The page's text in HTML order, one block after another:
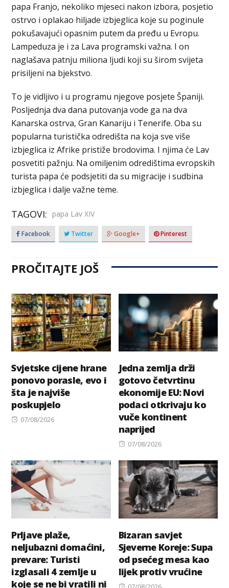
papa Franjo, nekoliko mjeseci nakon izbora, posjetio
ostrvo i oplakao hiljade izbjeglica koje su poginule
pokušavajući opasnim putem da pređu u Evropu.
Lampeduza je i za Lava programski važna. I on
naglašava patnju miliona ljudi koji su širom svijeta
prisiljeni na bjekstvo.
To je vidljivo i u programu njegove posjete Španiji.
Posljednja dva dana putovanja vode ga na dva
Kanarska ostrva, Gran Kanariju i Tenerife. Oba su
popularna turistička odredišta na koja sve više
izbjeglica iz Afrike pristiže brodovima. I njima će Lav
posvetiti pažnju. Na omiljenim odredištima evropskih
turista papa će podsjetiti da su migracije i sudbina
izbjeglica i dalje važne teme.
TAGOVI: papa Lav XIV
Facebook Twitter Google+ Pinterest
PROČITAJTE JOŠ
Svjetske cijene hrane
ponovo porasle, evo i
šta je najviše
poskupjelo
Posted
07/08/2026
Jedna zemlja drži
gotovo četvrtinu
ekonomije EU: Novi
podaci otkrivaju ko
vuče kontinent
naprijed
Posted
07/08/2026
Prljave plaže,
neljubazni domaćini,
prevare: Turisti
izglasali 4 zemlje u
koje se ne bi vratili ni
Bizaran savjet
Sjeverne Koreje: Supa
od psećeg mesa kao
lijek protiv vrućine
Posted